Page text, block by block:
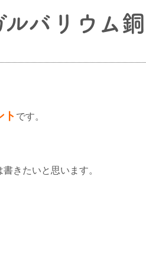
バリウム
ト です。
きたいと思います。